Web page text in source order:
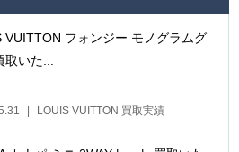
VUITTON フォンジー モノグラムグ
いた...
LOUIS VUITTON 買取実績